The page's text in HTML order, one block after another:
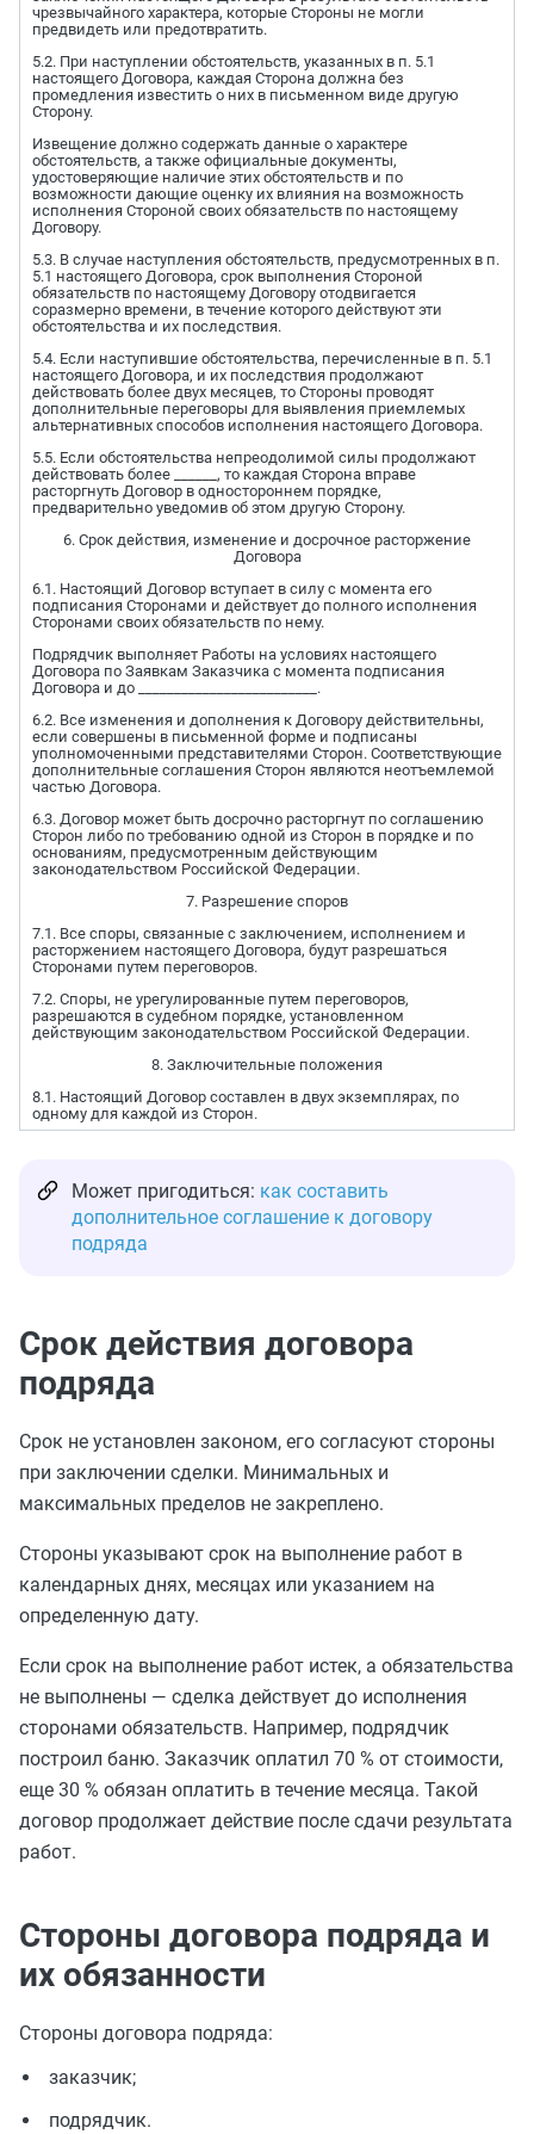
чрезвычайного характера, которые Стороны не могли
предвидеть или предотвратить.
5.2. При наступлении обстоятельств, указанных в п. 5.1
настоящего Договора, каждая Сторона должна без
промедления известить о них в письменном виде другую
Сторону.
Извещение должно содержать данные о характере
обстоятельств, а также официальные документы,
удостоверяющие наличие этих обстоятельств и по
возможности дающие оценку их влияния на возможность
исполнения Стороной своих обязательств по настоящему
Договору.
5.3. В случае наступления обстоятельств, предусмотренных в п.
5.1 настоящего Договора, срок выполнения Стороной
обязательств по настоящему Договору отодвигается
соразмерно времени, в течение которого действуют эти
обстоятельства и их последствия.
5.4. Если наступившие обстоятельства, перечисленные в п. 5.1
настоящего Договора, и их последствия продолжают
действовать более двух месяцев, то Стороны проводят
дополнительные переговоры для выявления приемлемых
альтернативных способов исполнения настоящего Договора.
5.5. Если обстоятельства непреодолимой силы продолжают
действовать более ______, то каждая Сторона вправе
расторгнуть Договор в одностороннем порядке,
предварительно уведомив об этом другую Сторону.
6. Срок действия, изменение и досрочное расторжение
Договора
6.1. Настоящий Договор вступает в силу с момента его
подписания Сторонами и действует до полного исполнения
Сторонами своих обязательств по нему.
Подрядчик выполняет Работы на условиях настоящего
Договора по Заявкам Заказчика с момента подписания
Договора и до _________________________.
6.2. Все изменения и дополнения к Договору действительны,
если совершены в письменной форме и подписаны
уполномоченными представителями Сторон. Соответствующие
дополнительные соглашения Сторон являются неотъемлемой
частью Договора.
6.3. Договор может быть досрочно расторгнут по соглашению
Сторон либо по требованию одной из Сторон в порядке и по
основаниям, предусмотренным действующим
законодательством Российской Федерации.
7. Разрешение споров
7.1. Все споры, связанные с заключением, исполнением и
расторжением настоящего Договора, будут разрешаться
Сторонами путем переговоров.
7.2. Споры, не урегулированные путем переговоров,
разрешаются в судебном порядке, установленном
действующим законодательством Российской Федерации.
8. Заключительные положения
8.1. Настоящий Договор составлен в двух экземплярах, по
одному для каждой из Сторон.
Может пригодиться: как составить
дополнительное соглашение к договору
подряда
Срок действия договора
подряда
Срок не установлен законом, его согласуют стороны
при заключении сделки. Минимальных и
максимальных пределов не закреплено.
Стороны указывают срок на выполнение работ в
календарных днях, месяцах или указанием на
определенную дату.
Если срок на выполнение работ истек, а обязательства
не выполнены — сделка действует до исполнения
сторонами обязательств. Например, подрядчик
построил баню. Заказчик оплатил 70 % от стоимости,
еще 30 % обязан оплатить в течение месяца. Такой
договор продолжает действие после сдачи результата
работ.
Стороны договора подряда и
их обязанности
Стороны договора подряда:
заказчик;
подрядчик.